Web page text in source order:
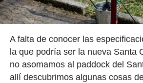
A falta de conocer las
la que podría ser la nueva Santa
no asomamos al paddock del
allí descubrimos algunas cosas